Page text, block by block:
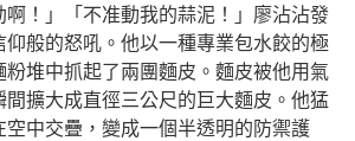
！」「不准動我的蒜泥！」廖沾沾發
仰般的怒吼。他以一種專業包水餃的極
粉堆中抓起了兩團麵皮。麵皮被他用氣
擴大成直徑三公尺的巨大麵皮。他猛
中交疊，變成一個半透明的防禦護